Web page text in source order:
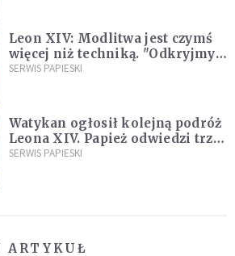
Leon XIV: Modlitwa jest czymś
więcej niż techniką. "Odkryjmy
ją na nowo"
SERWIS PAPIESKI
Watykan ogłosił kolejną podróż
Leona XIV. Papież odwiedzi trzy
kraje Ameryki Południowej
SERWIS PAPIESKI
ARTYKUŁ